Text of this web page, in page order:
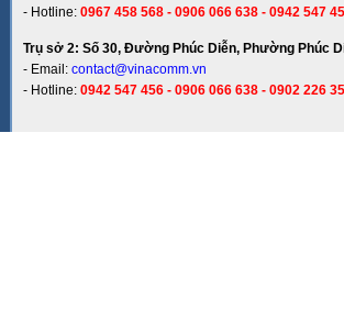
- Hotline: 0967 458 568 - 0906 066 638 - 0942 547
Trụ sở 2: Số 30, Đường Phúc Diễn, Phường Phúc
- Email: contact@vinacomm.vn
- Hotline: 0942 547 456 - 0906 066 638 - 0902 226